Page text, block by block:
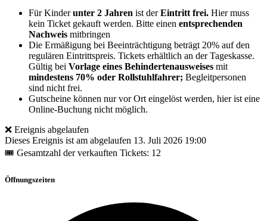
Für Kinderunter 2 Jahren ist derEintritt frei. Hier muss
kein Ticket gekauft werden. Bitte einen entsprechenden
Nachweis mitbringen
Die Ermäßigung bei Beeinträchtigung beträgt 20% auf den
regulären Eintrittspreis. Tickets erhältlich an der Tageskasse.
Gültig bei Vorlage eines Behindertenausweises mit
mindestens 70% oder Rollstuhlfahrer; Begleitpersonen
sind nicht frei.
Gutscheine können nur vor Ort eingelöst werden, hier ist eine
Online-Buchung nicht möglich.
❌ Ereignis abgelaufen
Dieses Ereignis ist am abgelaufen 13. Juli 2026 19:00
🎟 Gesamtzahl der verkauften Tickets: 12
Öffnungszeiten